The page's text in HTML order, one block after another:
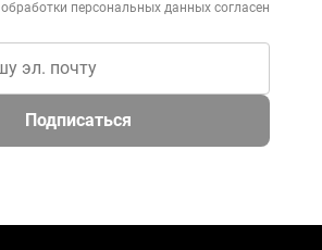
обработки персональных данных согласен
Подписаться